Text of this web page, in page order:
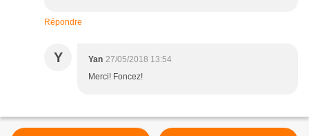
Répondre
Y Yan 27/05/2018 13:54
Merci! Foncez!